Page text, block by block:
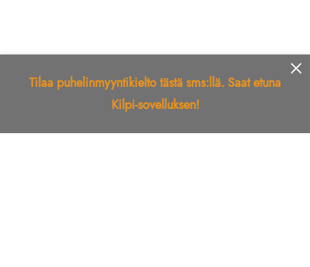
Tilaa puhelinmyyntikielto tästä sms:llä. Saat etuna
Kilpi-sovelluksen!